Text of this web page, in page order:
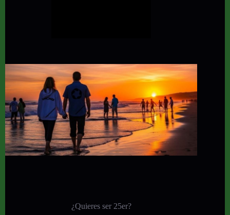
¿Quieres ser 25er?